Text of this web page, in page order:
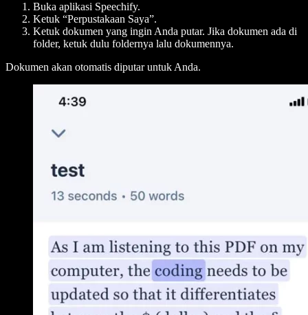
Buka aplikasi Speechify.
Ketuk “Perpustakaan Saya”.
Ketuk dokumen yang ingin Anda putar. Jika dokumen ada di
folder, ketuk dulu foldernya lalu dokumennya.
Dokumen akan otomatis diputar untuk Anda.